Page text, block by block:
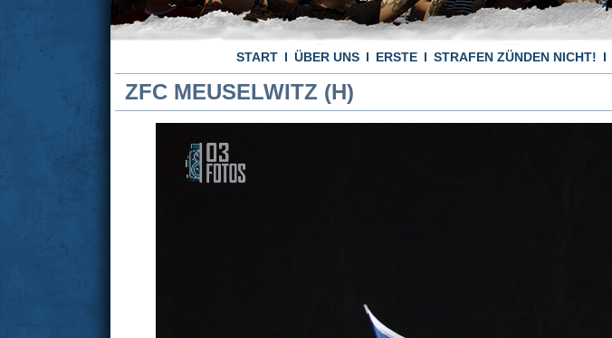
START ÜBER UNS ERSTE STRAFEN ZÜNDEN NICHT!
ZFC MEUSELWITZ (H)